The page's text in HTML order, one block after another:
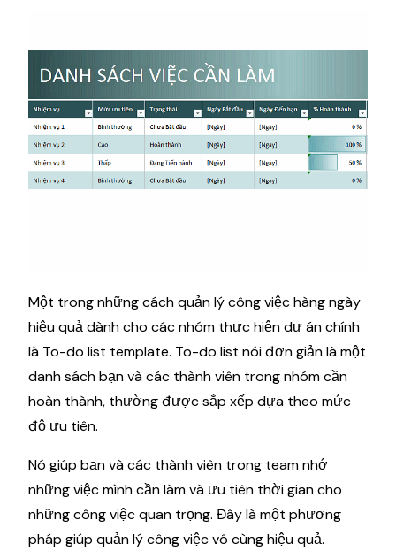
Một trong những cách quản lý công việc hàng ngày
hiệu quả dành cho các nhóm thực hiện dự án chính
là To-do list template. To-do list nói đơn giản là một
danh sách bạn và các thành viên trong nhóm cần
hoàn thành, thường được sắp xếp dựa theo mức
độ ưu tiên.
Nó giúp bạn và các thành viên trong team nhớ
những việc mình cần làm và ưu tiên thời gian cho
những công việc quan trọng. Đây là một phương
pháp giúp quản lý công việc vô cùng hiệu quả.